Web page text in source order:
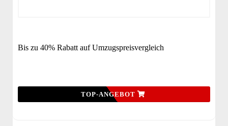
Bis zu 40% Rabatt auf Umzugspreisvergleich
TOP-ANGEBOT